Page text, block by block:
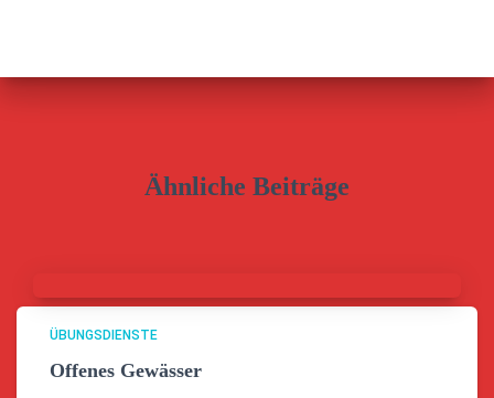
Ähnliche Beiträge
ÜBUNGSDIENSTE
Offenes Gewässer